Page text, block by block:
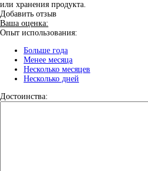
или хранения продукта.
Добавить отзыв
Ваша оценка:
Опыт использования:
Больше года
Менее месяца
Несколько месяцев
Несколько дней
Достоинства: